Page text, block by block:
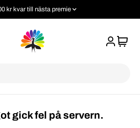
kr kvar till nästa premie
gick fel på servern.